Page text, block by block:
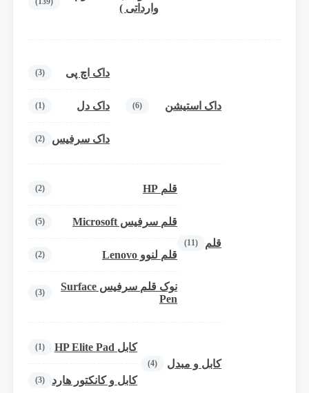
وارداتی )
داک استیشن (6)
داک اچ پی (3)
داک دل (1)
داک سرفیس (2)
قلم (11)
قلم HP (2)
قلم سرفیس Microsoft (5)
قلم لنوو Lenovo (2)
نوک قلم سرفیس Surface
Pen
(3)
کابل و مبدل (4)
کابل HP Elite Pad (1)
کابل و کانکتور هارد (3)